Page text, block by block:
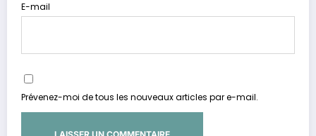
E-mail
Prévenez-moi de tous les nouveaux articles par e-mail.